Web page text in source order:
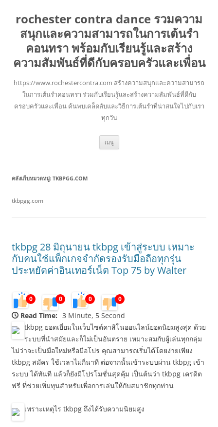
rochester contra dance รวมความ
สนุกและความสามารถในการเต้นรำ
คอนทรา พร้อมกับเรียนรู้และสร้าง
ความสัมพันธ์ที่ดีกับครอบครัวและเพื่อน
https://www.rochestercontra.com สร้างความสนุกและความสามารถ
ในการเต้นรำคอนทรา ร่วมกับเรียนรู้และสร้างความสัมพันธ์ที่ดีกับ
ครอบครัวและเพื่อน ค้นพบเคล็ดลับและวิธีการเต้นรำที่น่าสนใจไปกับเรา
ทุกวัน
เมนู ข้าม
ยัง
คลังเก็บหมวดหมู่: TKBPGG.COM
tkbpgg.com
tkbpg 28 มิถุนายน tkbpg เข้าสู่ระบบ เหมาะ
กับคนใช้แพ็กเกจจำกัดรองรับมือถือทุกรุ่น
ประหยัดค่าอินเทอร์เน็ต Top 75 by Walter
0 0 0 0
Read Time: 3 Minute, 5 Second
tkbpg ยอดเยี่ยมในเว็บไซต์คาสิโนออนไลน์ยอดนิยมสูงสุด ด้วย
ระบบที่นำสมัยและก็ไม่เป็นอันตราย เหมาะสมกับผู้เล่นทุกกลุ่ม
ไม่ว่าจะเป็นมือใหม่หรือมือโปร คุณสามารถเริ่มได้โดยง่ายเพียง
tkbpg สมัคร ใช้เวลาไม่กี่นาที ต่อจากนั้นเข้าระบบผ่าน tkbpg เข้า
ระบบ ได้ทันที แล้วก็ยังมีโปรโมชั่นสุดคุ้ม เป็นต้นว่า tkbpg เครดิต
ฟรี ที่ช่วยเพิ่มทุนสำหรับเพื่อการเล่นให้กับสมาชิกทุกท่าน
เพราะเหตุไร tkbpg ถึงได้รับความนิยมสูง